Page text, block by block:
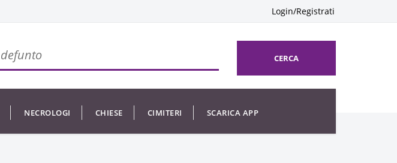
Login/Registrati
CERCA
NECROLOGI CHIESE CIMITERI SCARICA APP